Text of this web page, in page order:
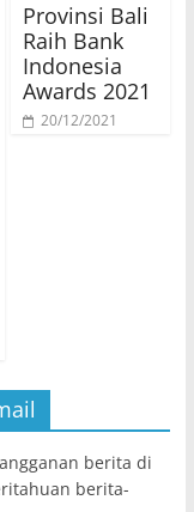
Provinsi Bali
Raih Bank
Indonesia
Awards 2021
20/12/2021
berita di
berita-